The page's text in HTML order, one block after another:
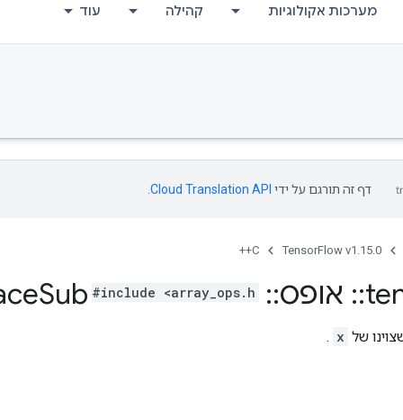
מערכות אקולוגיות קהילה עוד
דף זה תורגם על ידי Cloud Translation API
TensorFlow v1.15.0
C++
:: אופס::
Sub #include <array_ops.h>
של x
.